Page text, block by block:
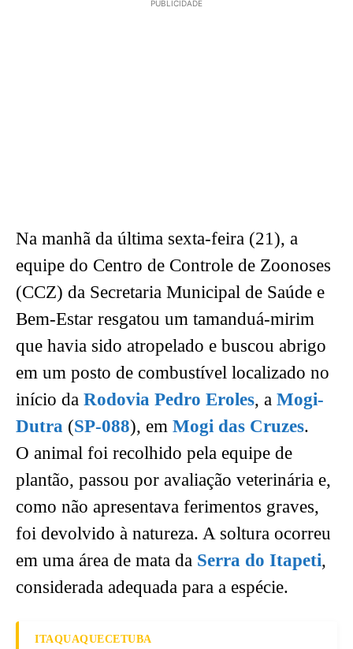
PUBLICIDADE
Na manhã da última sexta-feira (21), a
equipe do Centro de Controle de Zoonoses
(CCZ) da Secretaria Municipal de Saúde e
Bem-Estar resgatou um tamanduá-mirim
que havia sido atropelado e buscou abrigo
em um posto de combustível localizado no
início da Rodovia Pedro Eroles, a Mogi-
Dutra (SP-088), em Mogi das Cruzes.
O animal foi recolhido pela equipe de
plantão, passou por avaliação veterinária e,
como não apresentava ferimentos graves,
foi devolvido à natureza. A soltura ocorreu
em uma área de mata da Serra do Itapeti,
considerada adequada para a espécie.
ITAQUAQUECETUBA